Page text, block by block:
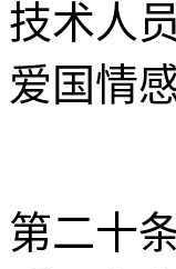
技术人
爱国情
第二十